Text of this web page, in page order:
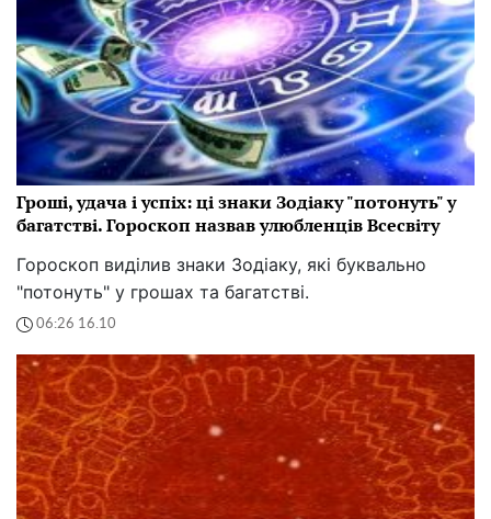
Гроші, удача і успіх: ці знаки Зодіаку "потонуть" у
багатстві. Гороскоп назвав улюбленців Всесвіту
Гороскоп виділив знаки Зодіаку, які буквально
"потонуть" у грошах та багатстві.
06:26 16.10